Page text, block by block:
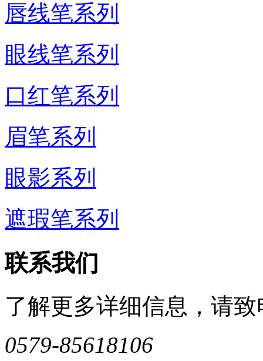
唇线笔系列
眼线笔系列
口红笔系列
眉笔系列
眼影系列
遮瑕笔系列
联系我们
了解更多详细信息，请致
0579-85618106